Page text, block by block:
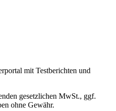
mit Testberichten und
gesetzlichen MwSt., ggf.
ohne Gewähr.